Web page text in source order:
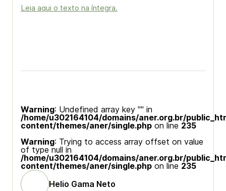
Leia aqui o texto na íntegra.
Warning: Undefined array key "" in
/home/u302164104/domains/aner.org.br/
content/themes/aner/single.php on line 235
Warning: Trying to access array offset on value
of type null in
/home/u302164104/domains/aner.org.br/
content/themes/aner/single.php on line 235
Helio Gama Neto